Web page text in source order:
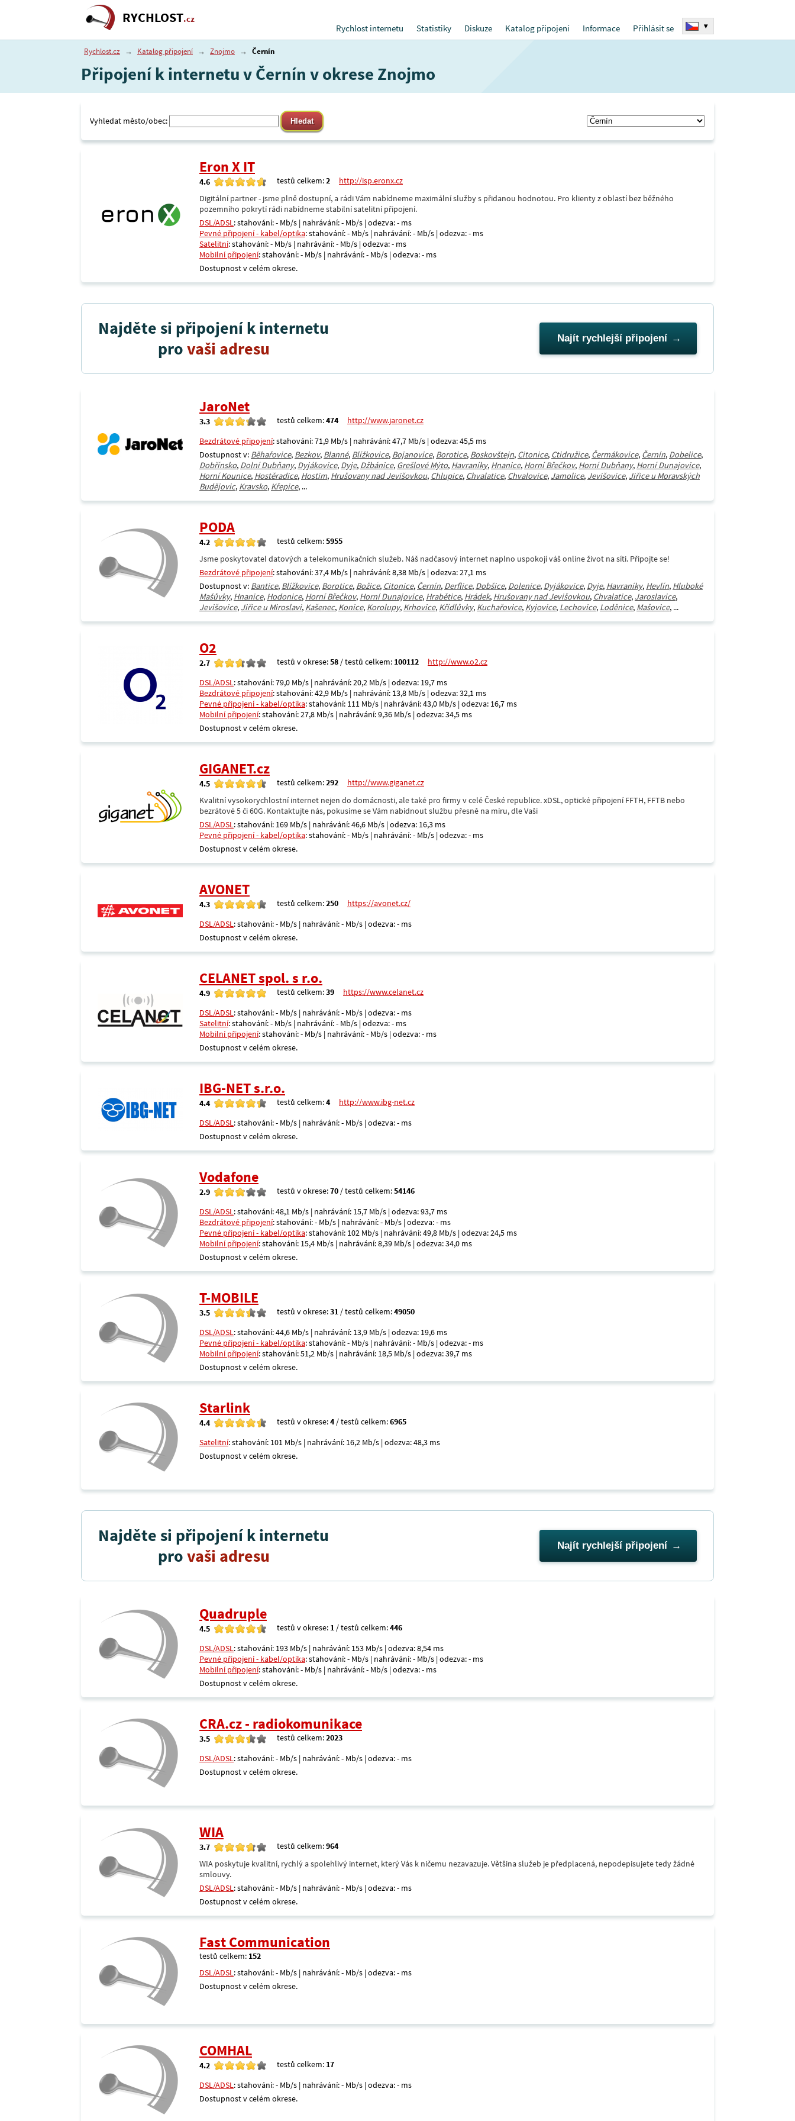
RYCHLOST.cz
Rychlost internetu
Statistiky Diskuze Katalog připojení Informace Přihlásit se ▾
Rychlost.cz → Katalog připojení → Znojmo → Černín
Připojení k internetu v Černín v okrese Znojmo
Vyhledat město/obec:
Eron X IT
4.6 testů celkem:2
http://isp.eronx.cz
Digitální partner - jsme plně dostupní, a rádi Vám nabídneme maximální služby s přidanou hodnotou. Pro klienty z oblastí bez běžného
pozemního pokrytí rádi nabídneme stabilní satelitní připojení.
DSL/ADSL: stahování: - Mb/s | nahrávání: - Mb/s | odezva: - ms
Pevné připojení - kabel/optika: stahování: - Mb/s | nahrávání: - Mb/s | odezva: - ms
Satelitní: stahování: - Mb/s | nahrávání: - Mb/s | odezva: - ms
Mobilní připojení: stahování: - Mb/s | nahrávání: - Mb/s | odezva: - ms
Dostupnost v celém okrese.
Najděte si připojení k internetu
provaši adresu Najít rychlejší připojení
JaroNet
3.3 testů celkem:474
http://www.jaronet.cz
Bezdrátové připojení: stahování: 71,9 Mb/s | nahrávání: 47,7 Mb/s | odezva: 45,5 ms
Dostupnost v: Běhařovice, Bezkov, Blanné, Blížkovice, Bojanovice, Borotice, Boskovštejn, Citonice, Ctidružice, Čermákovice, Černín, Dobelice,
Dobřínsko, Dolní Dubňany, Dyjákovice, Dyje, Džbánice, Grešlové Mýto, Havraníky, Hnanice, Horní Břečkov, Horní Dubňany, Horní Dunajovice,
Horní Kounice, Hostěradice, Hostim, Hrušovany nad Jevišovkou, Chlupice, Chvalatice, Chvalovice, Jamolice, Jevišovice, Jiřice u Moravských
Budějovic, Kravsko, Křepice, ...
PODA
4.2 testů celkem:5955
Jsme poskytovatel datových a telekomunikačních služeb. Náš nadčasový internet naplno uspokojí váš online život na síti. Připojte se!
Bezdrátové připojení: stahování: 37,4 Mb/s | nahrávání: 8,38 Mb/s | odezva: 27,1 ms
Dostupnost v: Bantice, Blížkovice, Borotice, Božice, Citonice, Černín, Derflice, Dobšice, Dolenice, Dyjákovice, Dyje, Havraníky, Hevlín, Hluboké
Mašůvky, Hnanice, Hodonice, Horní Břečkov, Horní Dunajovice, Hrabětice, Hrádek, Hrušovany nad Jevišovkou, Chvalatice, Jaroslavice,
Jevišovice, Jiřice u Miroslavi, Kašenec, Konice, Korolupy, Krhovice, Křídlůvky, Kuchařovice, Kyjovice, Lechovice, Loděnice, Mašovice, ...
O2
2.7 testů v okrese:58 / testů celkem: 100112
http://www.o2.cz
DSL/ADSL: stahování: 79,0 Mb/s | nahrávání: 20,2 Mb/s | odezva: 19,7 ms
Bezdrátové připojení: stahování: 42,9 Mb/s | nahrávání: 13,8 Mb/s | odezva: 32,1 ms
Pevné připojení - kabel/optika: stahování: 111 Mb/s | nahrávání: 43,0 Mb/s | odezva: 16,7 ms
Mobilní připojení: stahování: 27,8 Mb/s | nahrávání: 9,36 Mb/s | odezva: 34,5 ms
Dostupnost v celém okrese.
GIGANET.cz
4.5 testů celkem:292
http://www.giganet.cz
Kvalitní vysokorychlostní internet nejen do domácnosti, ale také pro firmy v celé České republice. xDSL, optické připojení FFTH, FFTB nebo
bezrátové 5 či 60G. Kontaktujte nás, pokusíme se Vám nabídnout službu přesně na míru, dle Vaši
DSL/ADSL: stahování: 169 Mb/s | nahrávání: 46,6 Mb/s | odezva: 16,3 ms
Pevné připojení - kabel/optika: stahování: - Mb/s | nahrávání: - Mb/s | odezva: - ms
Dostupnost v celém okrese.
AVONET
4.3 testů celkem:250
https://avonet.cz/
DSL/ADSL: stahování: - Mb/s | nahrávání: - Mb/s | odezva: - ms
Dostupnost v celém okrese.
CELANET spol. s r.o.
4.9 testů celkem:39
https://www.celanet.cz
DSL/ADSL: stahování: - Mb/s | nahrávání: - Mb/s | odezva: - ms
Satelitní: stahování: - Mb/s | nahrávání: - Mb/s | odezva: - ms
Mobilní připojení: stahování: - Mb/s | nahrávání: - Mb/s | odezva: - ms
Dostupnost v celém okrese.
IBG-NET s.r.o.
4.4 testů celkem:4
http://www.ibg-net.cz
DSL/ADSL: stahování: - Mb/s | nahrávání: - Mb/s | odezva: - ms
Dostupnost v celém okrese.
Vodafone
2.9 testů v okrese:70 / testů celkem:54146
DSL/ADSL: stahování: 48,1 Mb/s | nahrávání: 15,7 Mb/s | odezva: 93,7 ms
Bezdrátové připojení: stahování: - Mb/s | nahrávání: - Mb/s | odezva: - ms
Pevné připojení - kabel/optika: stahování: 102 Mb/s | nahrávání: 49,8 Mb/s | odezva: 24,5 ms
Mobilní připojení: stahování: 15,4 Mb/s | nahrávání: 8,39 Mb/s | odezva: 34,0 ms
Dostupnost v celém okrese.
T-MOBILE
3.5 testů v okrese:31 / testů celkem:49050
DSL/ADSL: stahování: 44,6 Mb/s | nahrávání: 13,9 Mb/s | odezva: 19,6 ms
Pevné připojení - kabel/optika: stahování: - Mb/s | nahrávání: - Mb/s | odezva: - ms
Mobilní připojení: stahování: 51,2 Mb/s | nahrávání: 18,5 Mb/s | odezva: 39,7 ms
Dostupnost v celém okrese.
Starlink
4.4 testů v okrese:4 / testů celkem:6965
Satelitní: stahování: 101 Mb/s | nahrávání: 16,2 Mb/s | odezva: 48,3 ms
Dostupnost v celém okrese.
Najděte si připojení k internetu
provaši adresu Najít rychlejší připojení
Quadruple
4.5 testů v okrese: 1 / testů celkem:446
DSL/ADSL: stahování: 193 Mb/s | nahrávání: 153 Mb/s | odezva: 8,54 ms
Pevné připojení - kabel/optika: stahování: - Mb/s | nahrávání: - Mb/s | odezva: - ms
Mobilní připojení: stahování: - Mb/s | nahrávání: - Mb/s | odezva: - ms
Dostupnost v celém okrese.
CRA.cz - radiokomunikace
3.5 testů celkem:2023
DSL/ADSL: stahování: - Mb/s | nahrávání: - Mb/s | odezva: - ms
Dostupnost v celém okrese.
WIA
3.7 testů celkem:964
WIA poskytuje kvalitní, rychlý a spolehlivý internet, který Vás k ničemu nezavazuje. Většina služeb je předplacená, nepodepisujete tedy žádné
smlouvy.
DSL/ADSL: stahování: - Mb/s | nahrávání: - Mb/s | odezva: - ms
Dostupnost v celém okrese.
Fast Communication
testů celkem: 152
DSL/ADSL: stahování: - Mb/s | nahrávání: - Mb/s | odezva: - ms
Dostupnost v celém okrese.
COMHAL
4.2 testů celkem: 17
DSL/ADSL: stahování: - Mb/s | nahrávání: - Mb/s | odezva: - ms
Dostupnost v celém okrese.